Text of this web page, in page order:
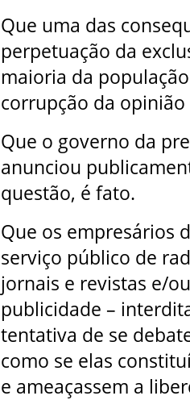
Que uma das
perpetuação da
maioria da
corrupção da
Que o governo da
anunciou
questão, é fato.
Que os empresários
serviço público de
jornais e revistas e/
publicidade –
tentativa de se
como se elas
e ameaçassem a